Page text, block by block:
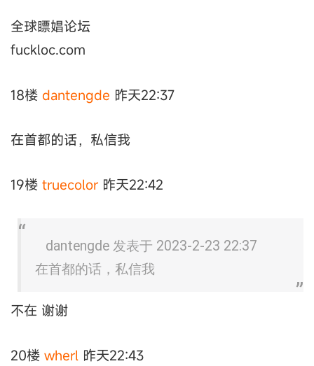
全球瞟娼论坛
fuckloc.com
18楼 dantengde 昨天22:37
在首都的话，私信我
19楼 truecolor 昨天22:42
dantengde 发表于 2023-2-23 22:37
在首都的话，私信我
不在 谢谢
20楼 wherl 昨天22:43